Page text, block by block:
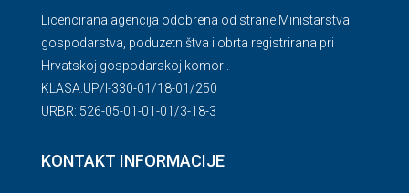
Licencirana agencija odobrena od strane Ministarstva
gospodarstva, poduzetništva i obrta registrirana pri
Hrvatskoj gospodarskoj komori.
KLASA.UP/l-330-01/18-01/250
URBR: 526-05-01-01-01/3-18-3
KONTAKT INFORMACIJE